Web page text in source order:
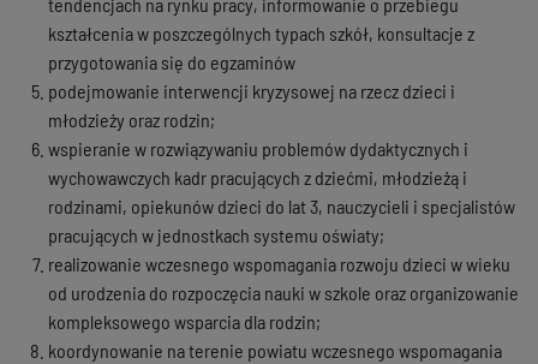
tendencjach na rynku pracy, informowanie o przebiegu
kształcenia w poszczególnych typach szkół, konsultacje z
przygotowania się do egzaminów
podejmowanie interwencji kryzysowej na rzecz dzieci i
młodzieży oraz rodzin;
wspieranie w rozwiązywaniu problemów dydaktycznych i
wychowawczych kadr pracujących z dziećmi, młodzieżą i
rodzinami, opiekunów dzieci do lat 3, nauczycieli i specjalistów
pracujących w jednostkach systemu oświaty;
realizowanie wczesnego wspomagania rozwoju dzieci w wieku
od urodzenia do rozpoczęcia nauki w szkole oraz organizowanie
kompleksowego wsparcia dla rodzin;
koordynowanie na terenie powiatu wczesnego wspomagania